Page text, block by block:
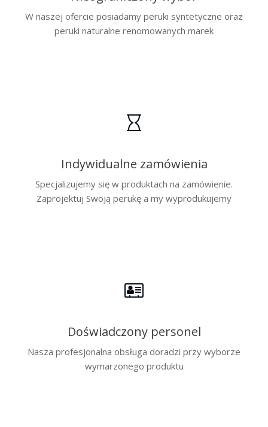
W naszej ofercie posiadamy peruki syntetyczne oraz
peruki naturalne renomowanych marek
Indywidualne zamówienia
Specjalizujemy się w produktach na zamówienie.
Zaprojektuj Swoją perukę a my wyprodukujemy
Doświadczony personel
Nasza profesjonalna obsługa doradzi przy wyborze
wymarzonego produktu